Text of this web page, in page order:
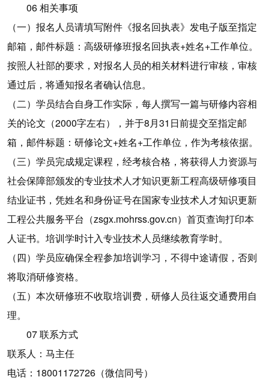
06 相关事项
（一）报名人员请填写附件《报名回执表》发电子版至指定
邮箱，邮件标题：高级研修班报名回执表+姓名+工作单位。
按照人社部的要求，对报名人员的相关材料进行审核，审核
通过后，将通知报名者确认信息。
（二）学员结合自身工作实际，每人撰写一篇与研修内容相
关的论文（2000字左右），并于8月31日前提交至指定邮
箱，邮件标题：研修论文+姓名+工作单位，作为考核依据。
（三）学员完成规定课程，经考核合格，将获得人力资源与
社会保障部颁发的专业技术人才知识更新工程高级研修项目
结业证书，凭姓名和身份证号在国家专业技术人才知识更新
工程公共服务平台（zsgx.mohrss.gov.cn）首页查询打印本
人证书。培训学时计入专业技术人员继续教育学时。
（四）学员应确保全程参加培训学习，不得中途请假，否则
将取消研修资格。
（五）本次研修班不收取培训费，研修人员往返交通费用自
理。
07 联系方式
联系人：马主任
电话：18001172726（微信同号）